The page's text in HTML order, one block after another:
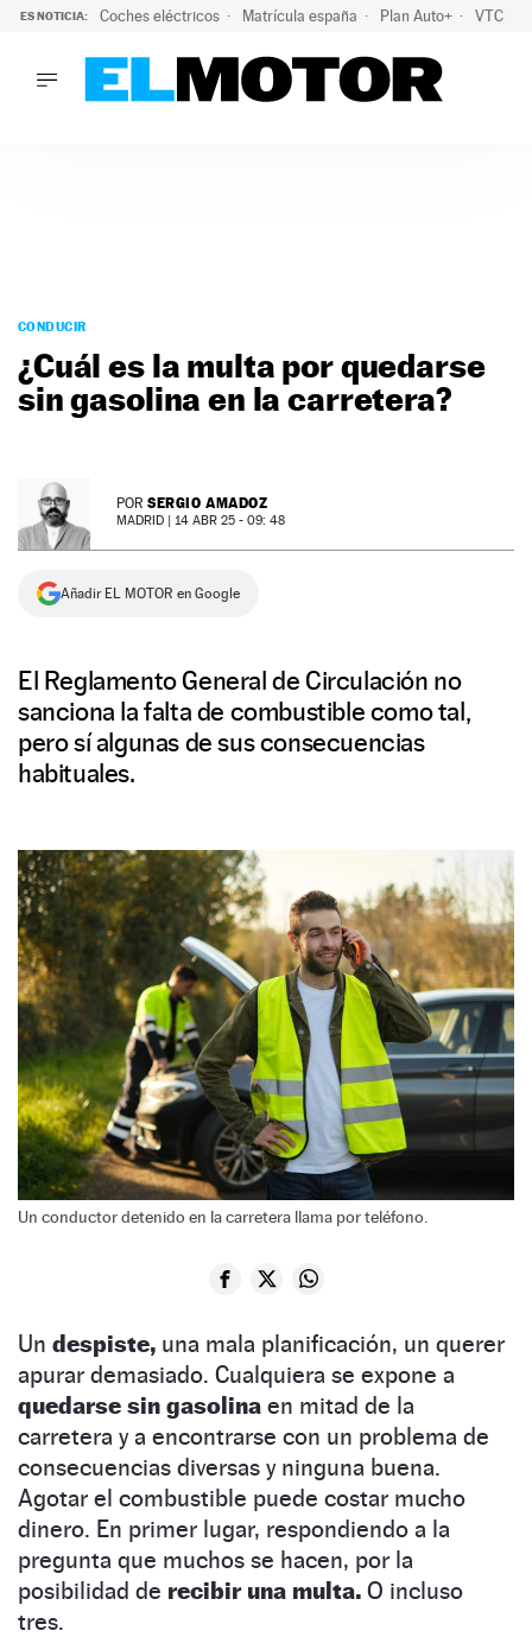
ES NOTICIA: Coches eléctricos Matrícula españa Plan Auto+ VTC
PODCAST
MOTOS
TECNOLOGÍA
SUPERCOCHES
PREMIOS
SERVICIOS
CONDUCIR
¿Cuál es la multa por quedarse
sin gasolina en la carretera?
POR SERGIO AMADOZ
MADRID | 14 ABR 25 - 09: 48
Añadir EL MOTOR en Google
El Reglamento General de Circulación no
sanciona la falta de combustible como tal,
pero sí algunas de sus consecuencias
habituales.
Un conductor detenido en la carretera llama por teléfono.
Un despiste, una mala planificación, un querer
apurar demasiado. Cualquiera se expone a
quedarse sin gasolina en mitad de la
carretera y a encontrarse con un problema de
consecuencias diversas y ninguna buena.
Agotar el combustible puede costar mucho
dinero. En primer lugar, respondiendo a la
pregunta que muchos se hacen, por la
posibilidad de recibir una multa. O incluso
tres.